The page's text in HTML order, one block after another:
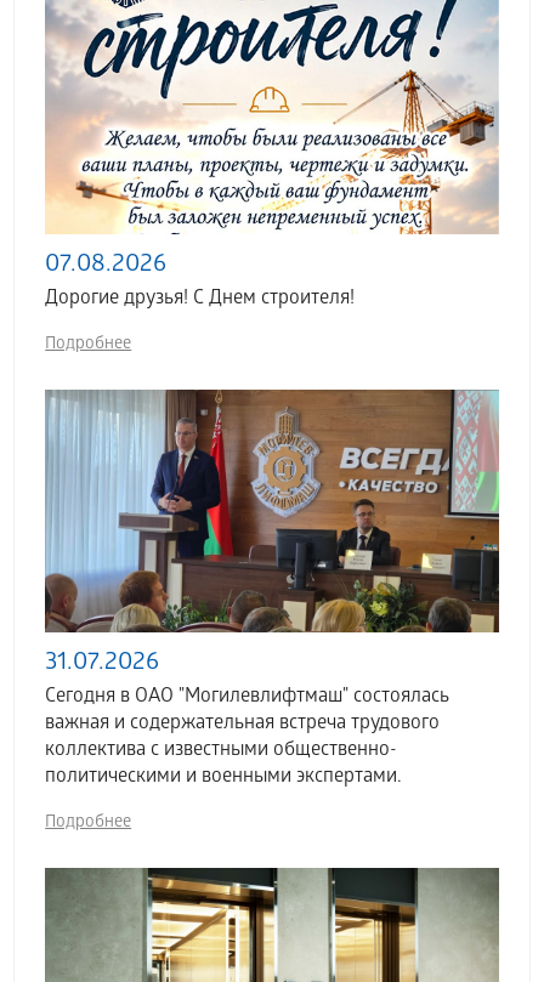
07.08.2026
Дорогие друзья! С Днем строителя!
Подробнее
31.07.2026
Сегодня в ОАО "Могилевлифтмаш" состоялась
важная и содержательная встреча трудового
коллектива с известными общественно-
политическими и военными экспертами.
Подробнее